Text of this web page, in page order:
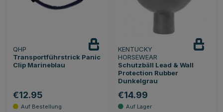
QHP
Transportführstrick Panic
Clip Marineblau
€12.95
KENTUCKY
HORSEWEAR
Schutzbäll Lead & Wall
Protection Rubber
Dunkelgrau
€14.99